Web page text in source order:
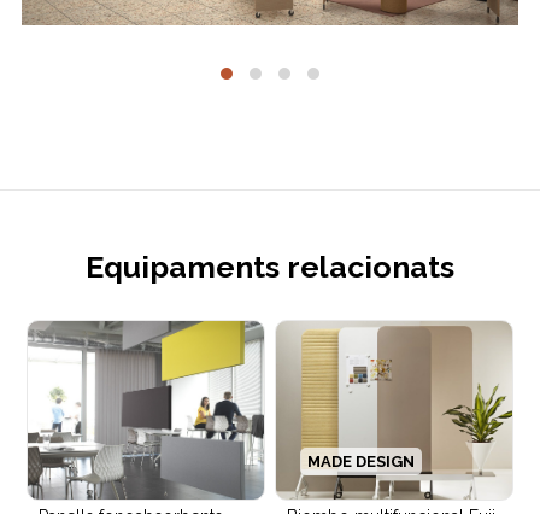
Equipaments relacionats
MADE DESIGN